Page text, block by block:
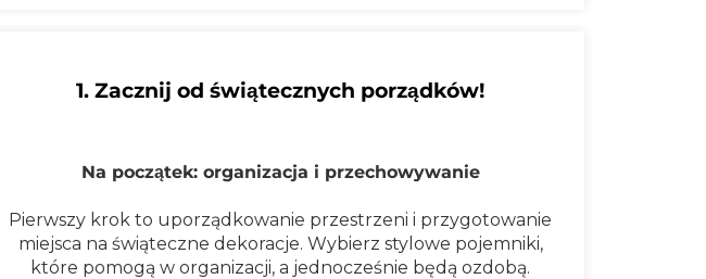
1. Zacznij od świątecznych porządków!
Na początek: organizacja i przechowywanie
Pierwszy krok to uporządkowanie przestrzeni i przygotowanie
miejsca na świąteczne dekoracje. Wybierz stylowe pojemniki,
które pomogą w organizacji, a jednocześnie będą ozdobą.